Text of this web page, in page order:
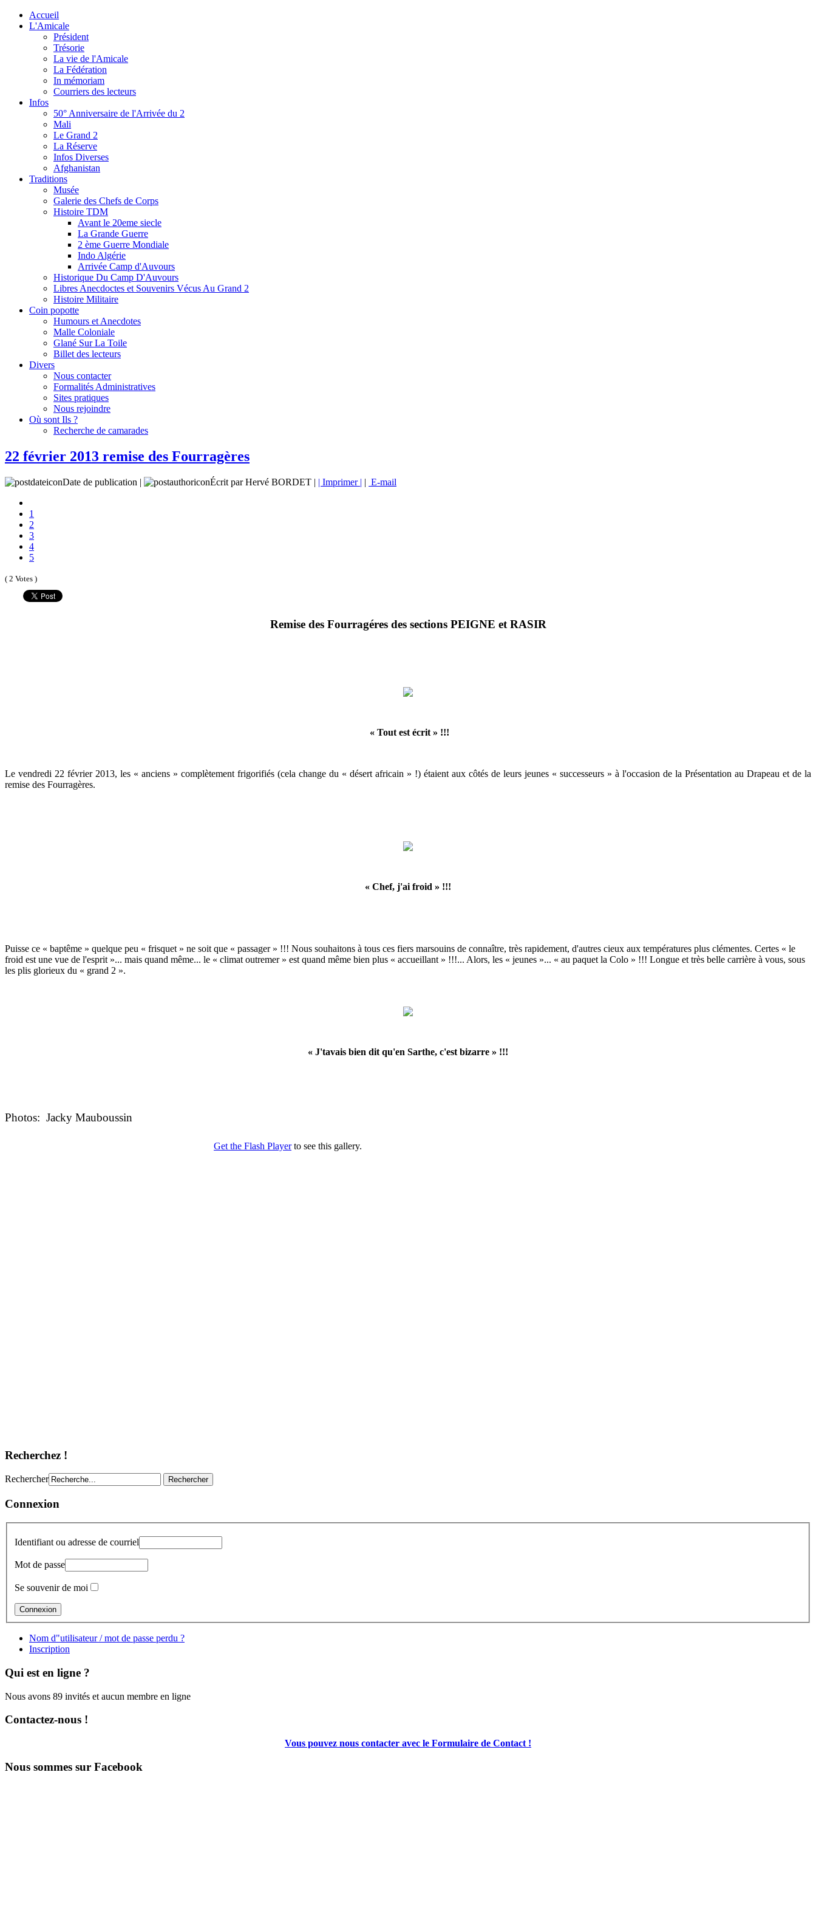
Accueil
L'Amicale
Président
Trésorie
La vie de l'Amicale
La Fédération
In mémoriam
Courriers des lecteurs
Infos
50° Anniversaire de l'Arrivée du 2
Mali
Le Grand 2
La Réserve
Infos Diverses
Afghanistan
Traditions
Musée
Galerie des Chefs de Corps
Histoire TDM
Avant le 20eme siecle
La Grande Guerre
2 ème Guerre Mondiale
Indo Algérie
Arrivée Camp d'Auvours
Historique Du Camp D'Auvours
Libres Anecdoctes et Souvenirs Vécus Au Grand 2
Histoire Militaire
Coin popotte
Humours et Anecdotes
Malle Coloniale
Glané Sur La Toile
Billet des lecteurs
Divers
Nous contacter
Formalités Administratives
Sites pratiques
Nous rejoindre
Où sont Ils ?
Recherche de camarades
22 février 2013 remise des Fourragères
Date de publication | Écrit par Hervé BORDET | | Imprimer | | E-mail
1
2
3
4
5
( 2 Votes )
Remise des Fourragéres des sections PEIGNE et RASIR
« Tout est écrit » !!!
Le vendredi 22 février 2013, les « anciens » complètement frigorifiés (cela change du « désert africain » !) étaient aux côtés de leurs jeunes « successeurs » à l'occasion de la Présentation au Drapeau et de la
remise des Fourragères.
« Chef, j'ai froid » !!!
Puisse ce « baptême » quelque peu « frisquet » ne soit que « passager » !!! Nous souhaitons à tous ces fiers marsouins de connaître, très rapidement, d'autres cieux aux températures plus clémentes. Certes « le
froid est une vue de l'esprit »... mais quand même... le « climat outremer » est quand même bien plus « accueillant » !!!... Alors, les « jeunes »... « au paquet la Colo » !!! Longue et très belle carrière à vous, sous
les plis glorieux du « grand 2 ».
« J'tavais bien dit qu'en Sarthe, c'est bizarre » !!!
Photos: Jacky Mauboussin
Recherchez !
Rechercher
Connexion
Identifiant ou adresse de courriel
Mot de passe
Se souvenir de moi
Nom d"utilisateur / mot de passe perdu ?
Inscription
Qui est en ligne ?
Nous avons 89 invités et aucun membre en ligne
Contactez-nous !
Vous pouvez nous contacter avec le Formulaire de Contact !
Nous sommes sur Facebook